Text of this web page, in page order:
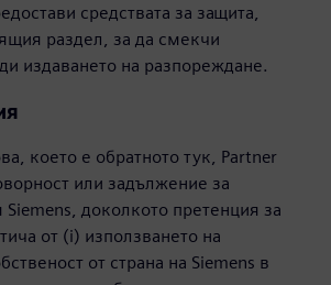
средствата за защита,
раздел, за да смекчи
издаването на разпореждане.
което е обратното тук, Partner
или задължение за
доколкото претенция за
от (i) използването на
от страна на Siemens в